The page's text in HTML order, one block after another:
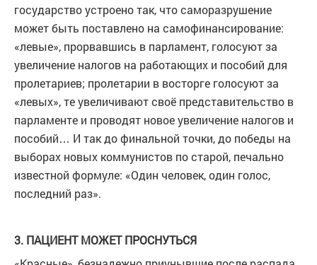
государство устроено так, что саморазрушение
может быть поставлено на самофинансирование:
«левые», прорвавшись в парламент, голосуют за
увеличение налогов на работающих и пособий для
пролетариев; пролетарии в восторге голосуют за
«левых», те увеличивают своё представительство в
парламенте и проводят новое увеличение налогов и
пособий… И так до финальной точки, до победы на
выборах новых коммунистов по старой, печально
известной формуле: «Один человек, один голос,
последний раз».
3. ПАЦИЕНТ МОЖЕТ ПРОСНУТЬСЯ